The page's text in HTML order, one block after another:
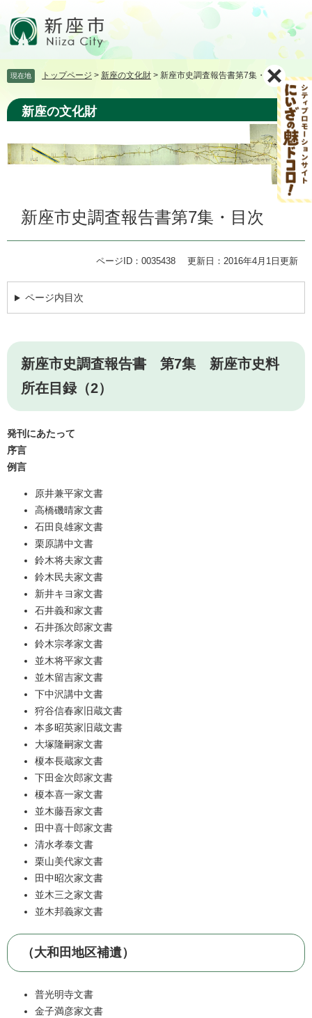
頭
す。
飛
し
て
文
へ
現在地 トップページ > 新座の文化財 > 新座市史調査報告書第7集・目次
新座の文化財
新座市史調査報告書第7集・目次
ページID：0035438 更新日：2016年4月1日更新
ページ内目次
新座市史調査報告書 第7集 新座市史料
所在目録（2）
発刊にあたって
序言
例言
原井兼平家文書
高橋磯晴家文書
石田良雄家文書
栗原講中文書
鈴木将夫家文書
鈴木民夫家文書
新井キヨ家文書
石井義和家文書
石井孫次郎家文書
鈴木宗孝家文書
並木将平家文書
並木留吉家文書
下中沢講中文書
狩谷信春家旧蔵文書
本多昭英家旧蔵文書
大塚隆嗣家文書
榎本長蔵家文書
下田金次郎家文書
榎本喜一家文書
並木藤吾家文書
田中喜十郎家文書
清水孝泰文書
栗山美代家文書
田中昭次家文書
並木三之家文書
並木邦義家文書
（大和田地区補遺）
普光明寺文書
金子満彦家文書